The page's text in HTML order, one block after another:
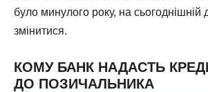
було минулого року, на сьогоднішній
змінитися.
КОМУ БАНК НАДАСТЬ
ДО ПОЗИЧАЛЬНИКА